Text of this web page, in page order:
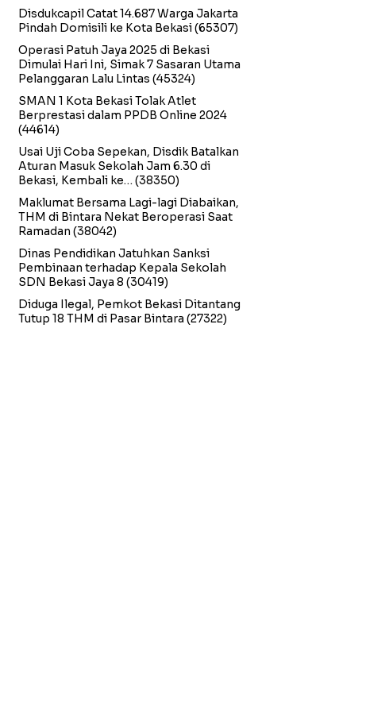
Disdukcapil Catat 14.687 Warga Jakarta
Pindah Domisili ke Kota Bekasi(65307)
Operasi Patuh Jaya 2025 di Bekasi
Dimulai Hari Ini, Simak 7 Sasaran Utama
Pelanggaran Lalu Lintas (45324)
SMAN 1 Kota Bekasi Tolak Atlet
Berprestasi dalam PPDB Online 2024
(44614)
Usai Uji Coba Sepekan, Disdik Batalkan
Aturan Masuk Sekolah Jam 6.30 di
Bekasi, Kembali ke… (38350)
Maklumat Bersama Lagi-lagi Diabaikan,
THM di Bintara Nekat Beroperasi Saat
Ramadan (38042)
Dinas Pendidikan Jatuhkan Sanksi
Pembinaan terhadap Kepala Sekolah
SDN Bekasi Jaya 8 (30419)
Diduga Ilegal, Pemkot Bekasi Ditantang
Tutup 18 THM di Pasar Bintara (27322)